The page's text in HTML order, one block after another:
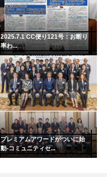
2025.7.1 CC便り121号：お断り
率わ...
プレミアムアワードがついに始
動-コミュニティセ...